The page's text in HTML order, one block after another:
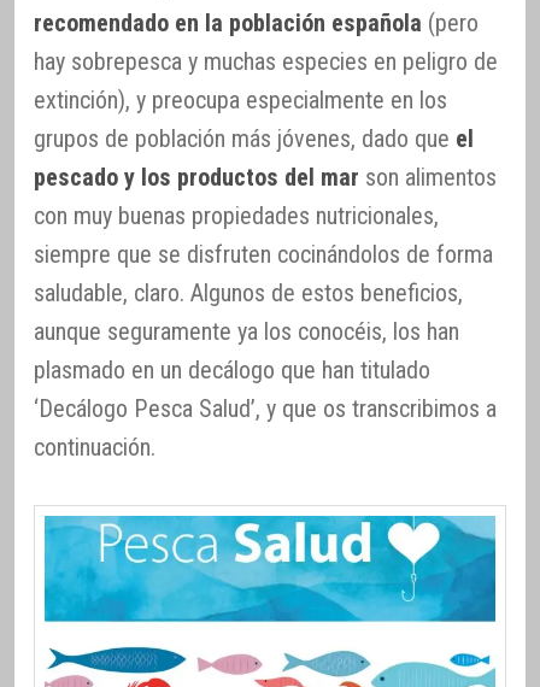
recomendado en la población española (pero
hay sobrepesca y muchas especies en peligro de
extinción), y preocupa especialmente en los
grupos de población más jóvenes, dado que el
pescado y los productos del mar son alimentos
con muy buenas propiedades nutricionales,
siempre que se disfruten cocinándolos de forma
saludable, claro. Algunos de estos beneficios,
aunque seguramente ya los conocéis, los han
plasmado en un decálogo que han titulado
‘Decálogo Pesca Salud’, y que os transcribimos a
continuación.